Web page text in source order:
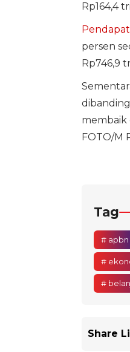
Rp164,4
persen
Rp746,9
membaik
FOTO/M
Tag
# apbn
#
#
Share